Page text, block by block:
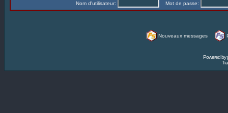
Nom d'utilisateur: Mot de passe:
Nouveaux messages
Powered by